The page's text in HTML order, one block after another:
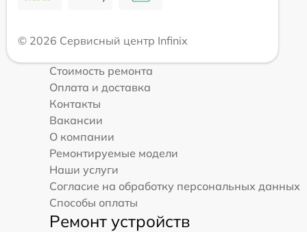
© 2026 Сервисный центр Infinix
Стоимость ремонта
Оплата и доставка
Контакты
Вакансии
О компании
Ремонтируемые модели
Наши услуги
Согласие на обработку персональных данных
Способы оплаты
Ремонт устройств